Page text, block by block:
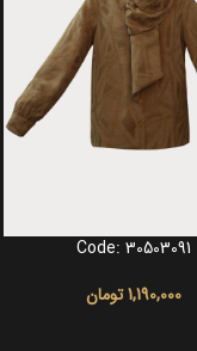
Code: 30503091
1,190,000تومان